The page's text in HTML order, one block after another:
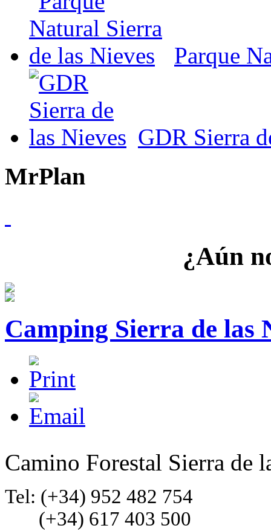
Parque
GDR Sierra
MrPlan
¿Aún
Camping Sierra de las
Camino Forestal Sierra de
Tel: (+34) 952 482 754
(+34) 617 403 500